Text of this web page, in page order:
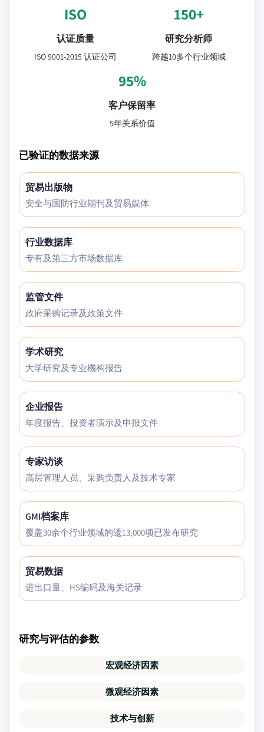
ISO
认证质量
ISO 9001-2015 认证公司
150+
研究分析师
跨越10多个行业领域
95%
客户保留率
5年关系价值
已验证的数据来源
贸易出版物
安全与国防行业期刊及贸易媒体
行业数据库
专有及第三方市场数据库
监管文件
政府采购记录及政策文件
学术研究
大学研究及专业機构报告
企业报告
年度报告、投资者演示及申报文件
专家访谈
高层管理人员、采购负责人及技术专家
GMI档案库
覆盖30余个行业领域的逶13,000项已发布研究
贸易数据
进出口量、HS编码及海关记录
研究与评估的参数
宏观经济因素
微观经济因素
技术与创新